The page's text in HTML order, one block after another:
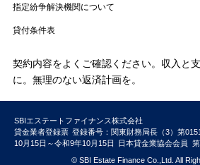
指定紛争解決機関について
貸付条件表
契約内容をよくご確認ください。収入と
に。無理のない返済計画を。
SBIエステートファイナンス株式会社
貸金業者登録票 登録番号：関東財務局長（3）第
10月15日～令和9年10月15日
日本貸金業協会会員
© SBI Estate Finance Co.,Ltd. All